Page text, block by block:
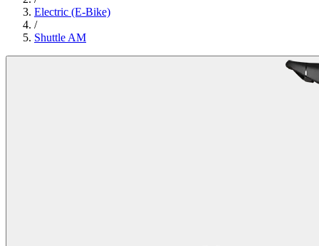
Electric (E-Bike)
/
Shuttle AM